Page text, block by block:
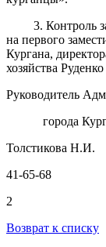
3. Контроль
на первого
Кургана,
хозяйства
Руководитель
города
Толстикова Н.И.
41-65-68
2
Возврат к списку